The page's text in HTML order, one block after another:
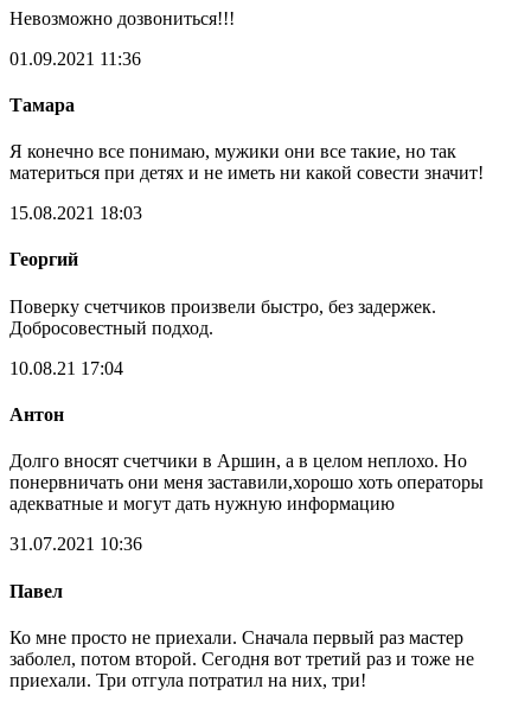
Невозможно дозвониться!!!
01.09.2021 11:36
Тамара
Я конечно все понимаю, мужики они все такие, но так
материться при детях и не иметь ни какой совести значит!
15.08.2021 18:03
Георгий
Поверку счетчиков произвели быстро, без задержек.
Добросовестный подход.
10.08.21 17:04
Антон
Долго вносят счетчики в Аршин, а в целом неплохо. Но
понервничать они меня заставили,хорошо хоть операторы
адекватные и могут дать нужную информацию
31.07.2021 10:36
Павел
Ко мне просто не приехали. Сначала первый раз мастер
заболел, потом второй. Сегодня вот третий раз и тоже не
приехали. Три отгула потратил на них, три!